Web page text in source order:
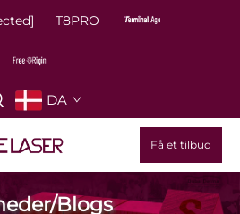
T8PRO
DA
Få et tilbud
Blogs